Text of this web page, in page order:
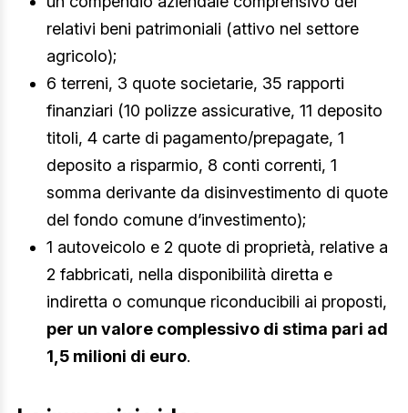
relativi beni patrimoniali (attivo nel settore
agricolo);
6 terreni, 3 quote societarie, 35 rapporti
finanziari (10 polizze assicurative, 11 deposito
titoli, 4 carte di pagamento/prepagate, 1
deposito a risparmio, 8 conti correnti, 1
somma derivante da disinvestimento di quote
del fondo comune d’investimento);
1 autoveicolo e 2 quote di proprietà, relative a
2 fabbricati, nella disponibilità diretta e
indiretta o comunque riconducibili ai proposti,
per un valore complessivo di stima pari ad
1,5 milioni di euro.